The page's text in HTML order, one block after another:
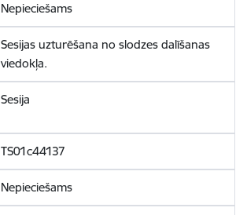
Nepieciešams
Sesijas uzturēšana no slodzes dalīšanas
viedokļa.
Sesija
TS01c44137
Nepieciešams